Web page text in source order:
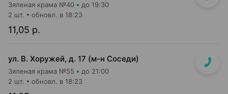
Зяленая крама №40 до 19:30
11,05 р.
2 шт. обновл. в 18:23
ул. В. Хоружей, д. 17 (м-н Соседи)
Зяленая крама №55 до 21:00
2 шт. обновл. в 18:23